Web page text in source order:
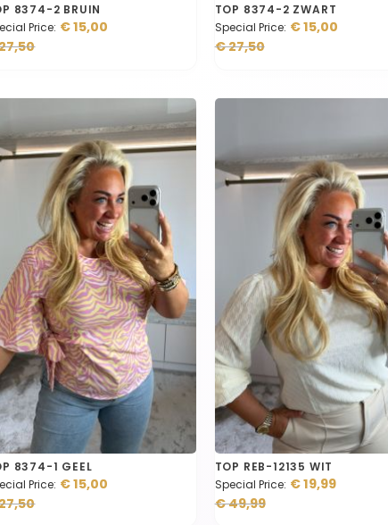
8374-2 BRUIN
Price € 15,00
TOP 8374-2 ZWART
Special Price € 15,00
€ 27,50
8374-1 GEEL
Price € 15,00
TOP REB-12135 WIT
Special Price € 19,99
€ 49,99